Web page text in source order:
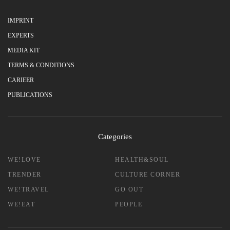
IMPRINT
EXPERTS
MEDIA KIT
TERMS & CONDITIONS
CARIEER
PUBLICATIONS
Categories
WE!LOVE
TRENDER
WE!TRAVEL
WE!EAT
HEALTH&SOUL
CULTURE CORNER
GO OUT
PEOPLE